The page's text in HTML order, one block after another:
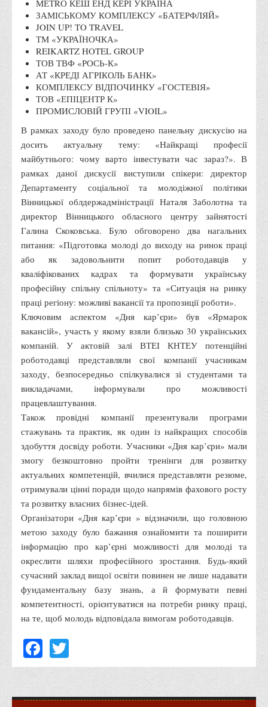
Корисні посилання
Навчально-методичний
З організації виховної та культурно-мистецької роботи
студентів
Технічних засобів навчання
Редакційно-видавничий
Розвитку кар’єри
Ресурсний центр зі сталого розвитку
Моніторингу якості освітнього процесу та інноваційного
розвитку
Грантових проєктів
Грантові проєкти ВТЕІ ДТЕУ
Підтримки технологій та інновацій (TISC)
Психологічного сприяння
Бібліотека
Музей грошей
Студенту
Реквізити для оплати
Права та обов'язки студентів
Положення
Положення про переведення здобувачів вищої освіти на
вакантні місця державного замовлення
Положення про старосту академічної групи
Положення про оцінювання результатів навчання
здобувачів вищої освіти
Положення "Про правила призначення академічних
стипендій"
Порядок розрахунків за договорами
Положення про порядок розрахунків за договорами про
навчання(підготовку) громадян України
Порядок надання освітніх платних послуг
Перелік платних освітніх та інших послуг
Етичний кодекс здобувача вищої освіти
IP дайджест для студентів: про захист прав інтелектуальної
МЕТRО КЕШ ЕНД КЕРІ УКРАЇНА
ЗАМІСЬКОМУ КОМПЛЕКСУ «БАТЕРФЛЯЙ»
JOIN UP! TO TRAVEL
ТМ «УКРАЇНОЧКА»
REIKARTZ HOTEL GROUP
ТОВ ТВФ «РОСЬ-К»
АТ «КРЕДІ АГРІКОЛЬ БАНК»
КОМПЛЕКСУ ВІДПОЧИНКУ «ГОСТЕВІЯ»
ТОВ «ЕПІЦЕНТР К»
ПРОМИСЛОВІЙ ГРУПІ «VIOIL»
В рамках заходу було проведено панельну дискусію на
досить актуальну тему: «Найкращі професії
майбутнього: чому варто інвестувати час зараз?». В
рамках даної дискусії виступили спікери: директор
Департаменту соціальної та молодіжної політики
Вінницької облдержадміністрації Наталя Заболотна та
директор Вінницького обласного центру зайнятості
Галина Скоковська. Було обговорено два нагальних
питання: «Підготовка молоді до виходу на ринок праці
або як задовольнити попит роботодавців у
кваліфікованих кадрах та формувати українську
професійну спільну спільноту» та «Ситуація на ринку
праці регіону: можливі вакансії та пропозиції роботи».
Ключовим аспектом «Дня кар’єри» був «Ярмарок
вакансій», участь у якому взяли близько 30 українських
компаній. У актовій залі ВТЕІ КНТЕУ потенційні
роботодавці представляли свої компанії учасникам
заходу, безпосередньо спілкувалися зі студентами та
викладачами, інформували про можливості
працевлаштування.
Також провідні компанії презентували програми
стажувань та практик, як один із найкращих способів
здобуття досвіду роботи. Учасники «Дня кар’єри» мали
змогу безкоштовно пройти тренінги для розвитку
актуальних компетенцій, вчилися представляти резюме,
отримували цінні поради щодо напрямів фахового росту
та розвитку власних бізнес-ідей.
Організатори «Дня кар’єри » відзначили, що головною
метою заходу було бажання ознайомити та поширити
інформацію про кар’єрні можливості для молоді та
окреслити шляхи професійного зростання. Будь-який
сучасний заклад вищої освіти повинен не лише надавати
фундаментальну базу знань, а й формувати певні
компетентності, орієнтуватися на потреби ринку праці,
на те, щоб молодь відповідала вимогам роботодавців.
Facebook